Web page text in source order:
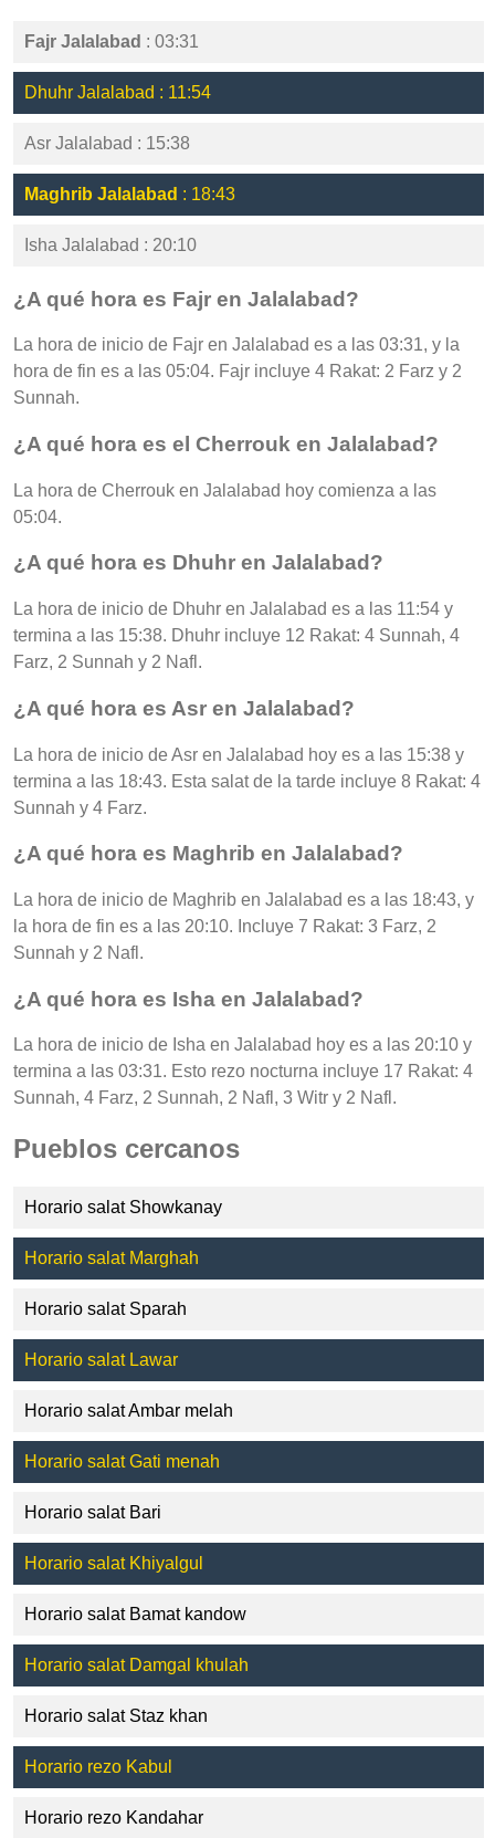
Fajr Jalalabad : 03:31
Dhuhr Jalalabad : 11:54
Asr Jalalabad : 15:38
Maghrib Jalalabad : 18:43
Isha Jalalabad : 20:10
¿A qué hora es Fajr en Jalalabad?
La hora de inicio de Fajr en Jalalabad es a las 03:31, y la
hora de fin es a las 05:04. Fajr incluye 4 Rakat: 2 Farz y 2
Sunnah.
¿A qué hora es el Cherrouk en Jalalabad?
La hora de Cherrouk en Jalalabad hoy comienza a las
05:04.
¿A qué hora es Dhuhr en Jalalabad?
La hora de inicio de Dhuhr en Jalalabad es a las 11:54 y
termina a las 15:38. Dhuhr incluye 12 Rakat: 4 Sunnah, 4
Farz, 2 Sunnah y 2 Nafl.
¿A qué hora es Asr en Jalalabad?
La hora de inicio de Asr en Jalalabad hoy es a las 15:38 y
termina a las 18:43. Esta salat de la tarde incluye 8 Rakat: 4
Sunnah y 4 Farz.
¿A qué hora es Maghrib en Jalalabad?
La hora de inicio de Maghrib en Jalalabad es a las 18:43, y
la hora de fin es a las 20:10. Incluye 7 Rakat: 3 Farz, 2
Sunnah y 2 Nafl.
¿A qué hora es Isha en Jalalabad?
La hora de inicio de Isha en Jalalabad hoy es a las 20:10 y
termina a las 03:31. Esto rezo nocturna incluye 17 Rakat: 4
Sunnah, 4 Farz, 2 Sunnah, 2 Nafl, 3 Witr y 2 Nafl.
Pueblos cercanos
Horario salat Showkanay
Horario salat Marghah
Horario salat Sparah
Horario salat Lawar
Horario salat Ambar melah
Horario salat Gati menah
Horario salat Bari
Horario salat Khiyalgul
Horario salat Bamat kandow
Horario salat Damgal khulah
Horario salat Staz khan
Horario rezo Kabul
Horario rezo Kandahar